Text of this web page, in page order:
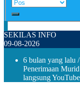
SEKILAS INFO
09-08-2026
6 bulan yang lalu
Penerimaan
langsung